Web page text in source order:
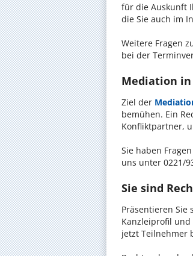
für die Auskunft
die Sie auch im
Weitere Fragen
bei der
Mediation in
Ziel der
bemühen. Ein
Konfliktpartner,
Sie haben
uns unter 0221/
Sie sind
Präsentieren
Kanzleiprofil
jetzt Teilnehmer